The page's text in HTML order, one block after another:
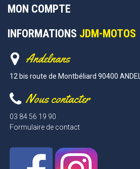
MON COMPTE
INFORMATIONS JDM-MOTOS
Andelnans
12 bis route de Montbéliard 90400
Nous contacter
03 84 56 19 90
Formulaire de contact